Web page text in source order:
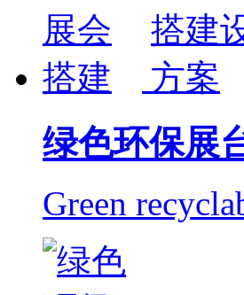
绿色环保展
Green